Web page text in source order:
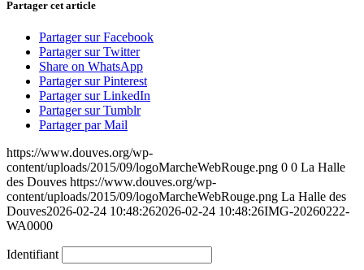
Partager cet article
Partager sur Facebook
Partager sur Twitter
Share on WhatsApp
Partager sur Pinterest
Partager sur LinkedIn
Partager sur Tumblr
Partager par Mail
https://www.douves.org/wp-
content/uploads/2015/09/logoMarcheWebRouge.png 0 0 La Halle
des Douves https://www.douves.org/wp-
content/uploads/2015/09/logoMarcheWebRouge.png La Halle des
Douves2026-02-24 10:48:262026-02-24 10:48:26IMG-20260222-
WA0000
Identifiant